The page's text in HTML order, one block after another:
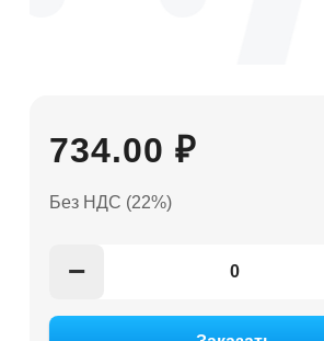
734.00 ₽
Без НДС (22%)
−